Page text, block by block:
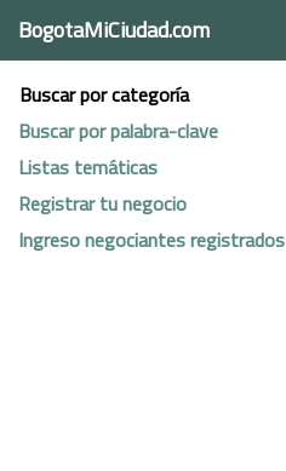
BogotaMiCiudad.com
Buscar por categoría
Buscar por palabra-clave
Listas temáticas
Registrar tu negocio
Ingreso negociantes registrados